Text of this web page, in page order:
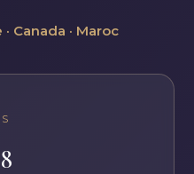
Canada · Maroc